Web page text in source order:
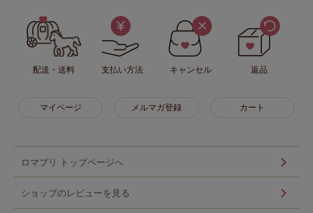
配送・送料 支払い方法 キャンセル 返品
マイページ メルマガ登録 カート
ロマプリ トップページへ
ショップのレビューを見る